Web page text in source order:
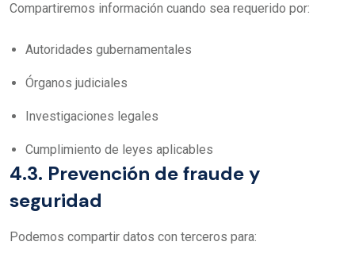
Compartiremos información cuando sea requerido por:
Autoridades gubernamentales
Órganos judiciales
Investigaciones legales
Cumplimiento de leyes aplicables
4.3. Prevención de fraude y
seguridad
Podemos compartir datos con terceros para: